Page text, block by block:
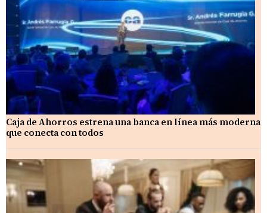
Caja de Ahorros estrena una banca en línea más moderna
que conecta con todos